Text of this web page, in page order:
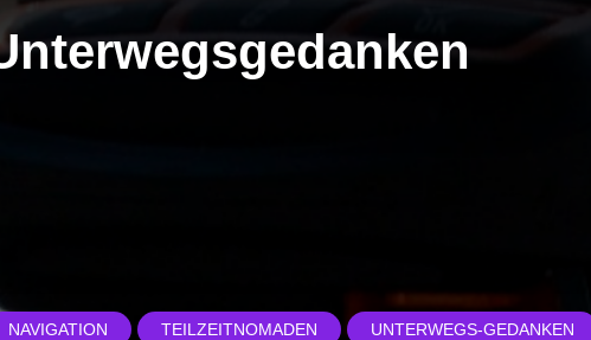
NAVIGATION TEILZEITNOMADEN UNTERWEGS-GEDANKEN